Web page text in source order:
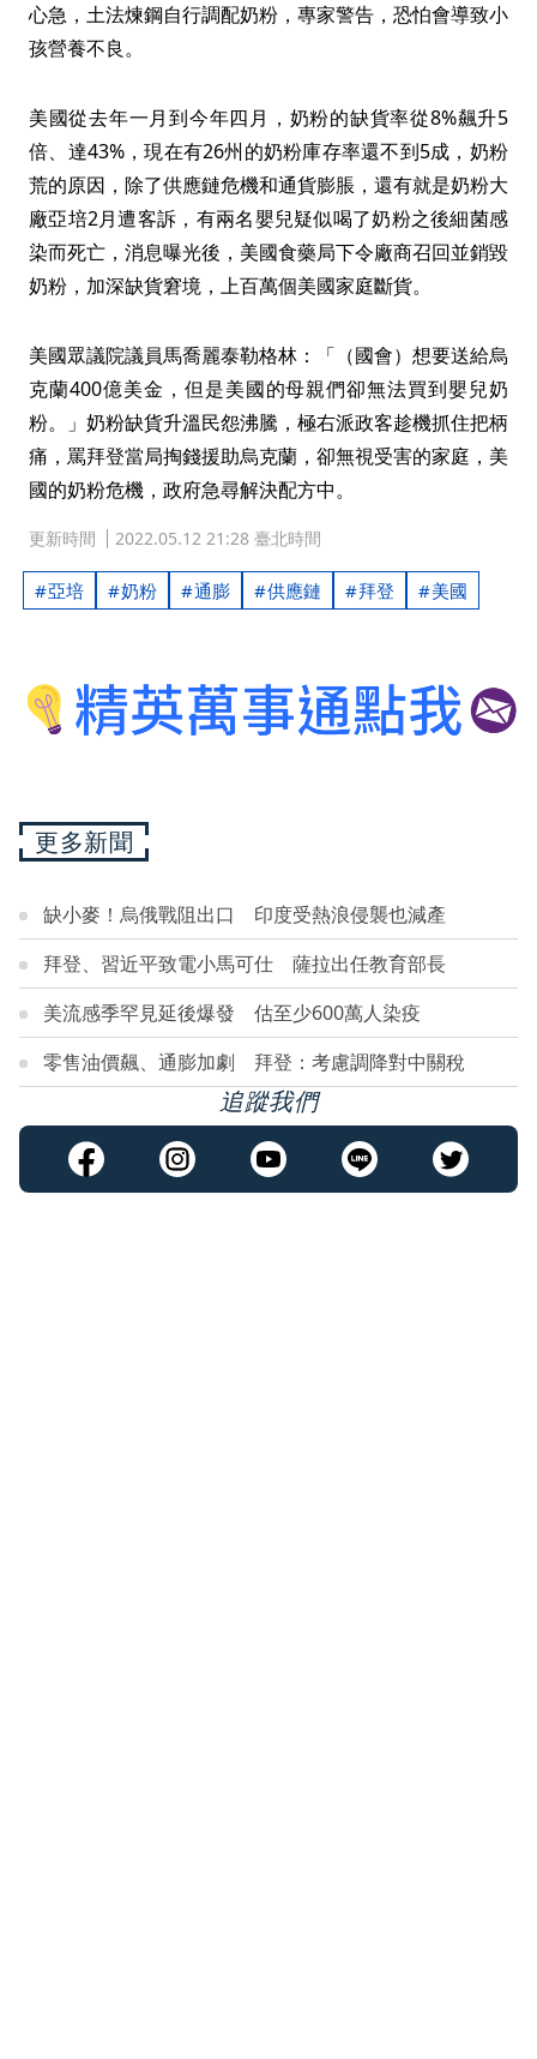
心急，土法煉鋼自行調配奶粉，專家警告，恐怕會導致小
孩營養不良。
美國從去年一月到今年四月，奶粉的缺貨率從8%飆升5
倍、達43%，現在有26州的奶粉庫存率還不到5成，奶粉
荒的原因，除了供應鏈危機和通貨膨脹，還有就是奶粉大
廠亞培2月遭客訴，有兩名嬰兒疑似喝了奶粉之後細菌感
染而死亡，消息曝光後，美國食藥局下令廠商召回並銷毀
奶粉，加深缺貨窘境，上百萬個美國家庭斷貨。
美國眾議院議員馬喬麗泰勒格林：「（國會）想要送給烏
克蘭400億美金，但是美國的母親們卻無法買到嬰兒奶
粉。」奶粉缺貨升溫民怨沸騰，極右派政客趁機抓住把柄
痛，罵拜登當局掏錢援助烏克蘭，卻無視受害的家庭，美
國的奶粉危機，政府急尋解決配方中。
更新時間 2022.05.12 21:28 臺北時間
亞培 奶粉 通膨 供應鏈 拜登 美國
更多新聞
缺小麥！烏俄戰阻出口 印度受熱浪侵襲也減產
拜登、習近平致電小馬可仕 薩拉出任教育部長
美流感季罕見延後爆發 估至少600萬人染疫
零售油價飆、通膨加劇 拜登：考慮調降對中關稅
追蹤我們